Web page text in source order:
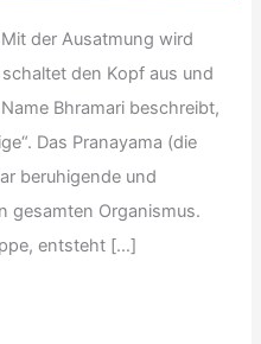
der Ausatmung wird
den Kopf aus und
Bhramari beschreibt,
Das Pranayama (die
beruhigende und
gesamten Organismus.
entsteht […]